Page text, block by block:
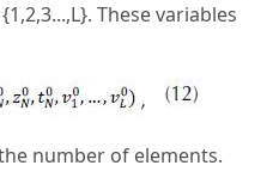
{1,2,3...,L}. These variables
number of elements.